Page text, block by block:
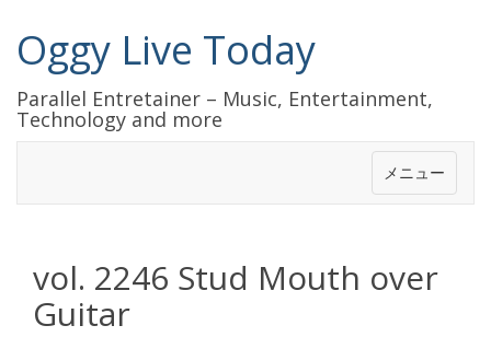
Oggy Live Today
Parallel Entretainer – Music, Entertainment,
Technology and more
メニュー
vol. 2246 Stud Mouth over
Guitar